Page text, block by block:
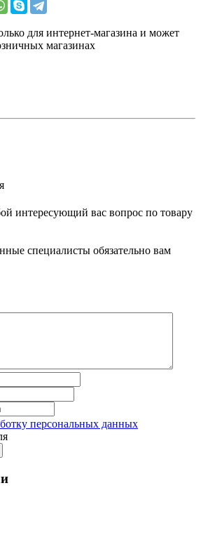
для интернет-магазина и может
магазинах
интересующий вас вопрос по товару
специалисты обязательно вам
персональных данных